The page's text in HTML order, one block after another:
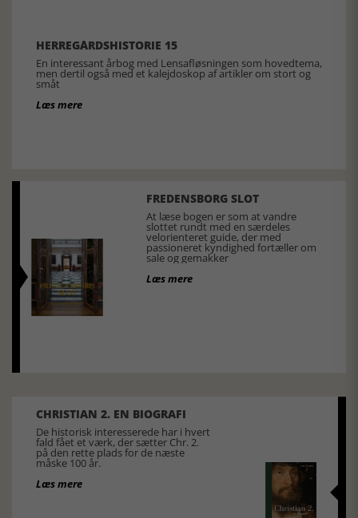
HERREGÅRDSHISTORIE 15
En interessant årbog med Lensafløsningen som hovedtema,
men dertil også med et kalejdoskop af artikler om stort og
småt
Læs mere
FREDENSBORG SLOT
At læse bogen er som at vandre
slottet rundt med en særdeles
velorienteret guide, der med
passioneret kyndighed fortæller om
sale og gemakker
Læs mere
CHRISTIAN 2. EN BIOGRAFI
De historisk interesserede har i hvert
fald fået et værk, der sætter Chr. 2.
på den rette plads for de næste
måske 100 år.
Læs mere